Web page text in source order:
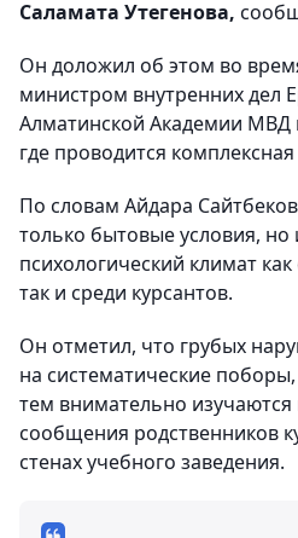
Саламата Утегенова,
Он доложил об этом во
министром внутренних дел
Алматинской Академии МВД
где проводится
По словам Айдара
только бытовые условия,
психологический климат
так и среди курсантов.
Он отметил, что грубых
на систематические
тем внимательно
сообщения родственников
стенах учебного заведения.